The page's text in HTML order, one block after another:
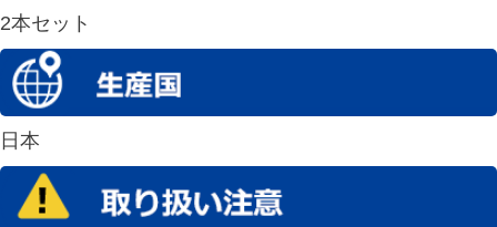
2本セット
日本